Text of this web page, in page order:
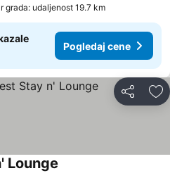
grada: udaljenost 19.7 km
Pogledaj cene
Deli
Lounge